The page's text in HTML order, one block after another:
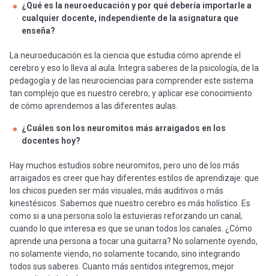
¿Qué es la neuroeducación y por qué debería importarle a
cualquier docente, independiente de la asignatura que
enseña?
La neuroeducación es la ciencia que estudia cómo aprende el
cerebro y eso lo lleva al aula. Integra saberes de la psicología, de la
pedagogía y de las neurociencias para comprender este sistema
tan complejo que es nuestro cerebro, y aplicar ese conocimiento
de cómo aprendemos a las diferentes aulas.
¿Cuáles son los neuromitos más arraigados en los
docentes hoy?
Hay muchos estudios sobre neuromitos, pero uno de los más
arraigados es creer que hay diferentes estilos de aprendizaje: que
los chicos pueden ser más visuales, más auditivos o más
kinestésicos. Sabemos que nuestro cerebro es más holístico. Es
como si a una persona solo la estuvieras reforzando un canal,
cuando lo que interesa es que se unan todos los canales. ¿Cómo
aprende una persona a tocar una guitarra? No solamente oyendo,
no solamente viendo, no solamente tocando, sino integrando
todos sus saberes. Cuanto más sentidos integremos, mejor